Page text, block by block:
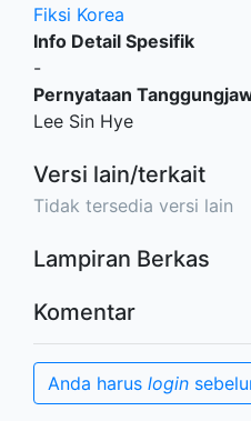
Fiksi Korea
Info Detail Spesifik
-
Pernyataan
Lee Sin Hye
Versi lain/terkait
Tidak tersedia versi lain
Lampiran Berkas
Komentar
Anda harus login